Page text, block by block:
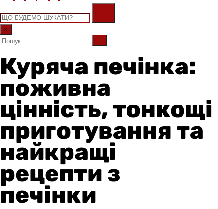
×
Куряча печінка:
поживна
цінність, тонкощі
приготування та
найкращі
рецепти з
печінки